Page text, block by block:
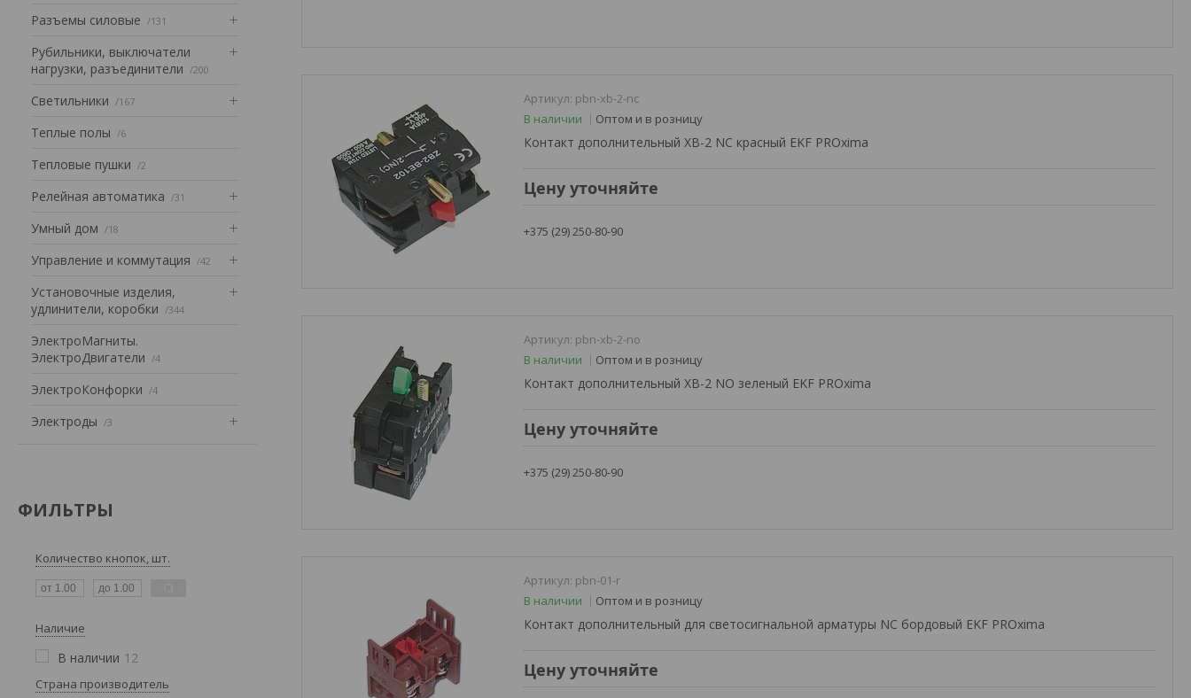
Разъемы силовые 131
Рубильники, выключатели
нагрузки, разъединители
200
Светильники 167
Теплые полы 6
Тепловые пушки 2
Релейная автоматика 31
Умный дом 18
Управление и коммутация 42
Установочные изделия,
удлинители, коробки
344
ЭлектроМагниты.
ЭлектроДвигатели
4
ЭлектроКонфорки 4
Электроды 3
ФИЛЬТРЫ
Количество кнопок, шт.
Наличие
В наличии 12
Страна производитель
pbn-xb-2-nc
В наличии
Оптом и в розницу
Контакт дополнительный XB-2 NC красный EKF PROxima
Цену уточняйте
+375 (29) 250-80-90
pbn-xb-2-no
В наличии
Оптом и в розницу
Контакт дополнительный XB-2 NO зеленый EKF PROxima
Цену уточняйте
+375 (29) 250-80-90
pbn-01-r
В наличии
Оптом и в розницу
Контакт дополнительный для светосигнальной арматуры NC бордовый EKF PROxima
Цену уточняйте